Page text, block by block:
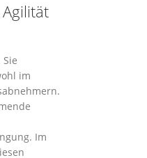
im
Im